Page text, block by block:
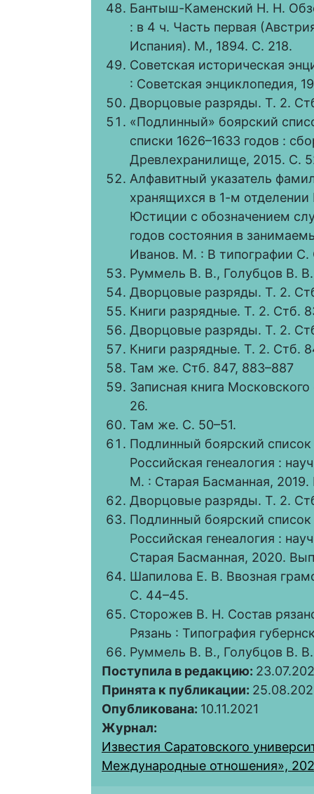
Бантыш-Каменский Н. Н.
: в 4 ч. Часть первая
Испания). М., 1894. С. 218.
Советская историческая
: Советская энциклопедия,
Дворцовые разряды. Т. 2.
«Подлинный» боярский
списки 1626–1633 годов :
Древлехранилище, 2015. С.
Алфавитный указатель
хранящихся в 1-м
Юстиции с обозначением
годов состояния в
Иванов. М. : В типографии С.
Руммель В. В., Голубцов В.
Дворцовые разряды. Т. 2.
Книги разрядные. Т. 2. Стб.
Дворцовые разряды. Т. 2.
Книги разрядные. Т. 2. Стб.
Там же. Стб. 847, 883–887
Записная книга
26.
Там же. С. 50–51.
Подлинный боярский список
Российская генеалогия :
М. : Старая Басманная,
Дворцовые разряды. Т. 2.
Подлинный боярский
Российская генеалогия :
Старая Басманная, 2020.
Шапилова Е. В. Ввозная
С. 44–45.
Сторожев В. Н. Состав
Рязань : Типография
Руммель В. В., Голубцов В.
Поступила в редакцию:
Принята к публикации:
Опубликована: 10.11.2021
Журнал:
Известия Саратовского
Международные отношения»,